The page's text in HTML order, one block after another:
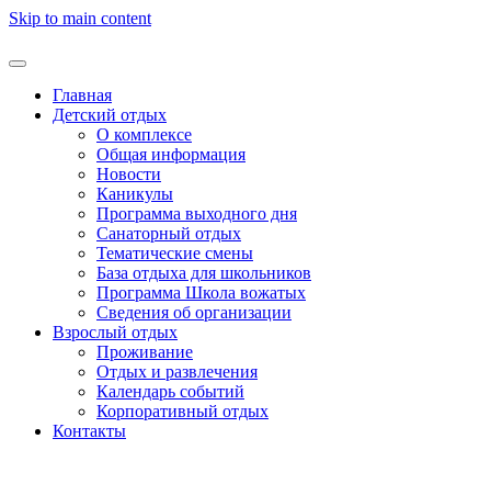
Skip to main content
Главная
Детский отдых
О комплексе
Общая информация
Новости
Каникулы
Программа выходного дня
Санаторный отдых
Тематические смены
База отдыха для школьников
Программа Школа вожатых
Cведения об организации
Взрослый отдых
Проживание
Отдых и развлечения
Календарь событий
Корпоративный отдых
Контакты